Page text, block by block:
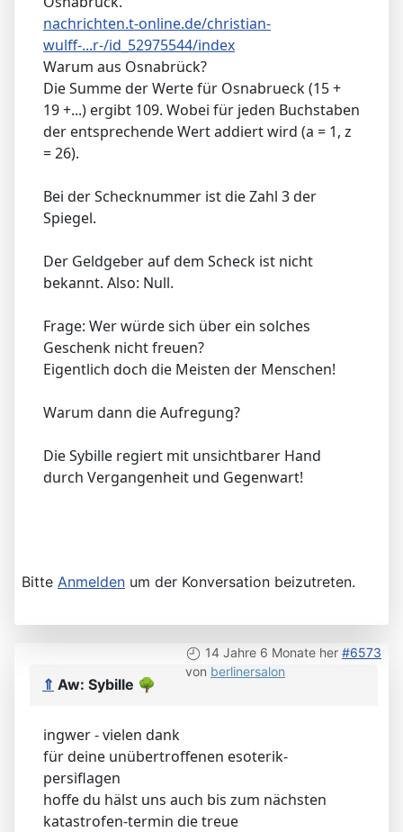
nachrichten.t-online.de/christian-
wulff-...r-/id_52975544/index
Warum aus Osnabrück?
Die Summe der Werte für Osnabrueck (15 +
19 +...) ergibt 109. Wobei für jeden Buchstaben
der entsprechende Wert addiert wird (a = 1, z
= 26).
Bei der Schecknummer ist die Zahl 3 der
Spiegel.
Der Geldgeber auf dem Scheck ist nicht
bekannt. Also: Null.
Frage: Wer würde sich über ein solches
Geschenk nicht freuen?
Eigentlich doch die Meisten der Menschen!
Warum dann die Aufregung?
Die Sybille regiert mit unsichtbarer Hand
durch Vergangenheit und Gegenwart!
Bitte Anmelden um der Konversation beizutreten.
14 Jahre 6 Monate her #6573
von berlinersalon
⇑ Aw: Sybille 🌳
ingwer - vielen dank
für deine unübertroffenen esoterik-
persiflagen
hoffe du hälst uns auch bis zum nächsten
katastrofen-termin die treue